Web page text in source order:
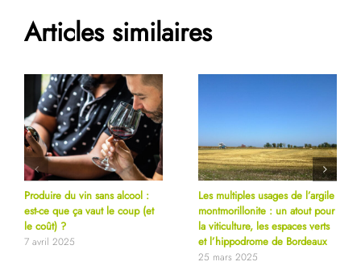
Articles similaires
Produire du vin sans alcool :
est-ce que ça vaut le coup (et
le coût) ?
7 avril 2025
Les multiples usages de l’argile
montmorillonite : un atout pour
la viticulture, les espaces verts
et l’hippodrome de Bordeaux
25 mars 2025